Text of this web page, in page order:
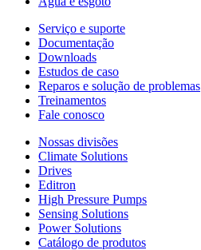
Serviço e suporte
Documentação
Downloads
Estudos de caso
Reparos e solução de problemas
Treinamentos
Fale conosco
Nossas divisões
Climate Solutions
Drives
Editron
High Pressure Pumps
Sensing Solutions
Power Solutions
Catálogo de produtos